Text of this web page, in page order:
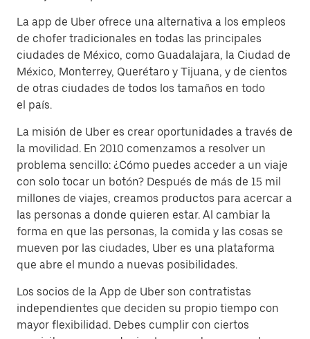
La app de Uber ofrece una alternativa a los empleos
de chofer tradicionales en todas las principales
ciudades de México, como Guadalajara, la Ciudad de
México, Monterrey, Querétaro y Tijuana, y de cientos
de otras ciudades de todos los tamaños en todo
el país.
La misión de Uber es crear oportunidades a través de
la movilidad. En 2010 comenzamos a resolver un
problema sencillo: ¿Cómo puedes acceder a un viaje
con solo tocar un botón? Después de más de 15 mil
millones de viajes, creamos productos para acercar a
las personas a donde quieren estar. Al cambiar la
forma en que las personas, la comida y las cosas se
mueven por las ciudades, Uber es una plataforma
que abre el mundo a nuevas posibilidades.
Los socios de la App de Uber son contratistas
independientes que deciden su propio tiempo con
mayor flexibilidad. Debes cumplir con ciertos